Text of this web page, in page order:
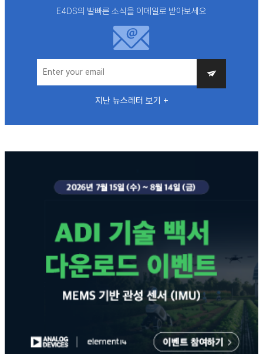
E4DS의 발빠른 소식을 이메일로 받아보세요
지난 뉴스레터 보기 +